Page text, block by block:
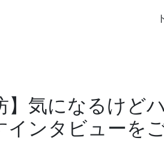
】気になるけど
ンタビューをご